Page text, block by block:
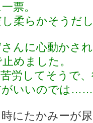
票。
し柔らかそうだ
んに心動かさ
めました。
労してそうで
がいいのでは……
にたかみーが